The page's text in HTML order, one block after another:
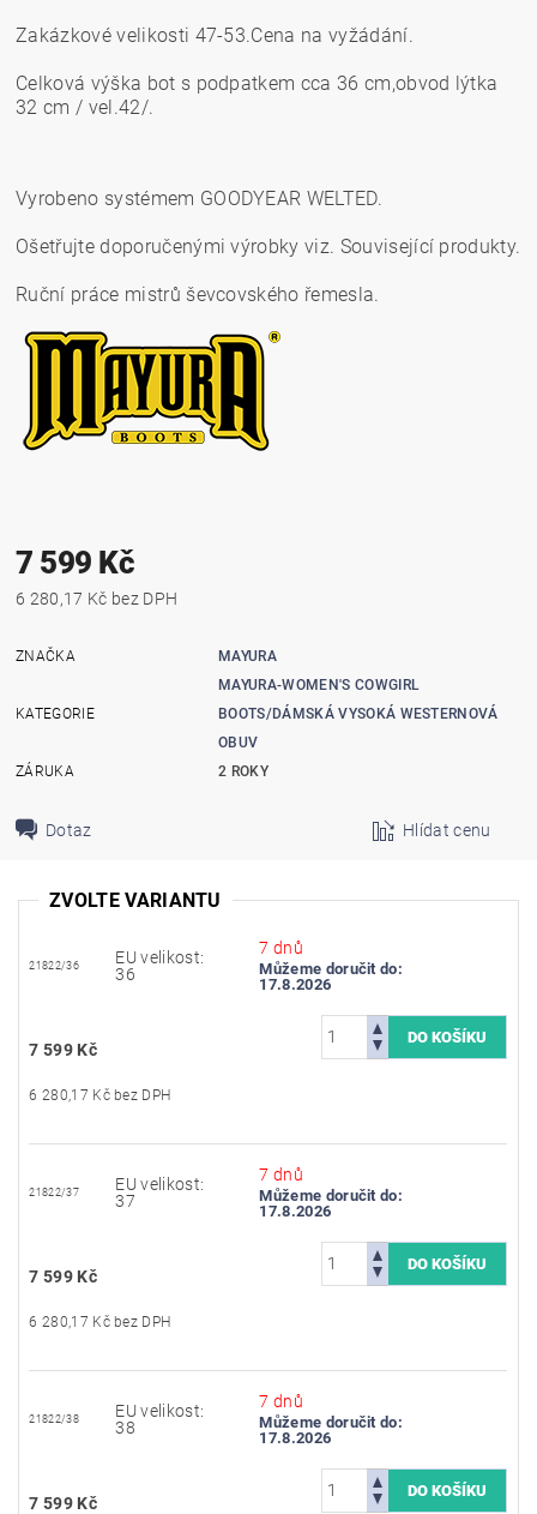
Zakázkové velikosti 47-53.Cena na vyžádání.
Celková výška bot s podpatkem cca 36 cm,obvod lýtka
32 cm/ vel.42/.
Vyrobeno systémem GOODYEAR WELTED.
Ošetřujte doporučenými výrobky viz. Související produkty.
Ruční práce mistrů ševcovského řemesla.
7 599 Kč
6 280,17 Kč bez DPH
ZNAČKA MAYURA
KATEGORIE
MAYURA-WOMEN'S COWGIRL
BOOTS/DÁMSKÁ VYSOKÁ WESTERNOVÁ
OBUV
ZÁRUKA
2 ROKY
Dotaz Hlídat cenu
ZVOLTE VARIANTU
21822/36
EU velikost:
36
7 dnů
Můžeme doručit do:
17.8.2026
7 599 Kč
6 280,17 Kč bez DPH
21822/37
EU velikost:
37
7 dnů
Můžeme doručit do:
17.8.2026
7 599 Kč
6 280,17 Kč bez DPH
21822/38
EU velikost:
38
7 dnů
Můžeme doručit do:
17.8.2026
7 599 Kč